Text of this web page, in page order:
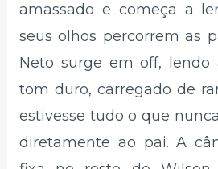
amassado e começa a
seus olhos percorrem as
Neto surge em off,
tom duro, carregado de
estivesse tudo o que
diretamente ao pai. A